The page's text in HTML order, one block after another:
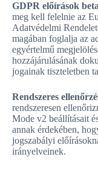
GDPR előírások
meg kell felelnie az
Adatvédelmi
magában foglalja az
egyértelmű
hozzájárulásának
jogainak tiszteletben
Rendszeres
rendszeresen
Mode v2 beállításait
annak érdekében,
jogszabályi
irányelveinek.